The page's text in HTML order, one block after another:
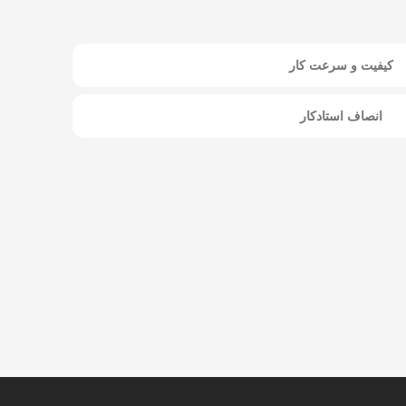
کیفیت و سرعت کار
انصاف استادکار